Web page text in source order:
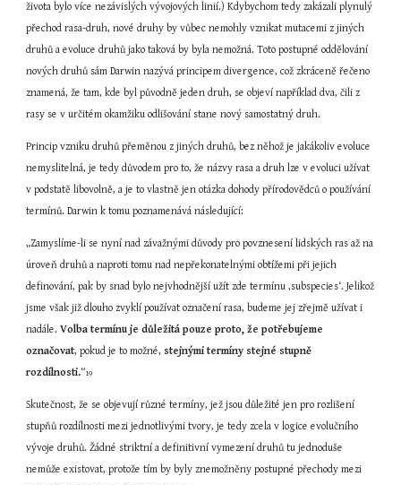
života bylo více nezávislých vývojových linií.) Kdybychom tedy zakázali plynulý
přechod rasa-druh, nové druhy by vůbec nemohly vznikat mutacemi z jiných
druhů a evoluce druhů jako taková by byla nemožná. Toto postupné oddělování
nových druhů sám Darwin nazývá principem divergence, což zkráceně řečeno
znamená, že tam, kde byl původně jeden druh, se objeví například dva, čili z
rasy se v určitém okamžiku odlišování stane nový samostatný druh.
Princip vzniku druhů přeměnou z jiných druhů, bez něhož je jakákoliv evoluce
nemyslitelná, je tedy důvodem pro to, že názvy rasa a druh lze v evoluci užívat
v podstatě libovolně, a je to vlastně jen otázka dohody přírodovědců o používání
termínů. Darwin k tomu poznamenává následující:
„Zamyslíme-li se nyní nad závažnými důvody pro povznesení lidských ras až na
úroveň druhů a naproti tomu nad nepřekonatelnými obtížemi při jejich
definování, pak by snad bylo nejvhodnější užít zde termínu ‚subspecies‘. Jelikož
jsme však již dlouho zvyklí používat označení rasa, budeme jej zřejmě užívat i
nadále. Volba termínu je důležitá pouze proto, že potřebujeme
označovat, pokud je to možné, stejnými termíny stejné stupně
rozdílnosti.“19
Skutečnost, že se objevují různé termíny, jež jsou důležité jen pro rozlišení
stupňů rozdílnosti mezi jednotlivými tvory, je tedy zcela v logice evolučního
vývoje druhů. Žádné striktní a definitivní vymezení druhů tu jednoduše
nemůže existovat, protože tím by byly znemožněny postupné přechody mezi